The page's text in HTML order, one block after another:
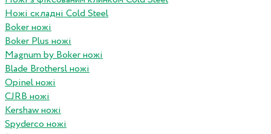
Ножі складні Cold Steel
Boker ножі
Boker Plus ножі
Magnum by Boker ножі
Blade Brothersl ножі
Opinel ножі
CJRB ножі
Kershaw ножі
Spyderco ножі